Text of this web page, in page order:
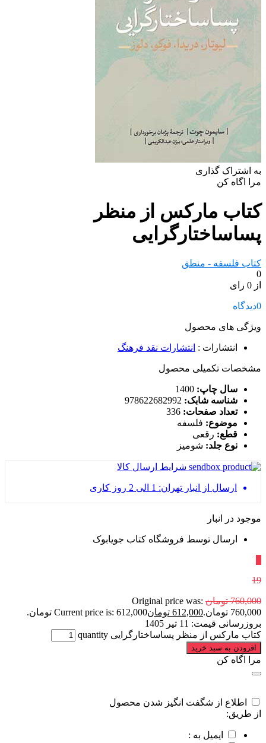
به اشتراک گذاری
مرا اگاه کن
کتاب مارکس از منظر
پساساختارگرایی
کتاب فلسفه - منطق
0
از 0 رای
0دیدگاه
ویژگی های محصول
انتشارات : انتشارات نقد فرهنگ
مشخصات تکمیلی محصول
سال چاپ:
شناسه شابک:
تعداد صفحات:
موضوع: فلسفه
قطع: رقعی
نوع جلد: شومیز
شرایط ارسال کالا
ارسال از انبار تهران: 1 الی 2 روز کاری
موجود در انبار
ارسال توسط فروشگاه کتاب جویابوک
19
760,000 تومان Original price was:
760,000 تومان.
612,000 تومانCurrent price is: 612,000 تومان.
بروزرسانی قیمت: 11 تیر 1405
کتاب مارکس از منظر پساساختارگرایی quantity
افزودن به سبد خرید
مرا اگاه کن
اطلاع از شگفت انگیز شدن محصول
از طریق:
ایمیل به :